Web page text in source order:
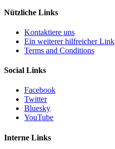
Nützliche Links
Kontaktiere uns
Ein weiterer hilfreicher Link
Terms and Conditions
Social Links
Facebook
Twitter
Bluesky
YouTube
Interne Links